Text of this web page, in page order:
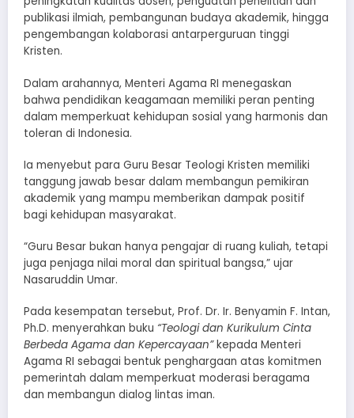
publikasi ilmiah, pembangunan budaya akademik, hingga
pengembangan kolaborasi antarperguruan tinggi
Kristen.
Dalam arahannya, Menteri Agama RI menegaskan
bahwa pendidikan keagamaan memiliki peran penting
dalam memperkuat kehidupan sosial yang harmonis dan
toleran di Indonesia.
Ia menyebut para Guru Besar Teologi Kristen memiliki
tanggung jawab besar dalam membangun pemikiran
akademik yang mampu memberikan dampak positif
bagi kehidupan masyarakat.
“Guru Besar bukan hanya pengajar di ruang kuliah, tetapi
juga penjaga nilai moral dan spiritual bangsa,” ujar
Nasaruddin Umar.
Pada kesempatan tersebut, Prof. Dr. Ir. Benyamin F. Intan,
Ph.D. menyerahkan buku “Teologi dan Kurikulum Cinta
Berbeda Agama dan Kepercayaan”kepada Menteri
Agama RI sebagai bentuk penghargaan atas komitmen
pemerintah dalam memperkuat moderasi beragama
dan membangun dialog lintas iman.